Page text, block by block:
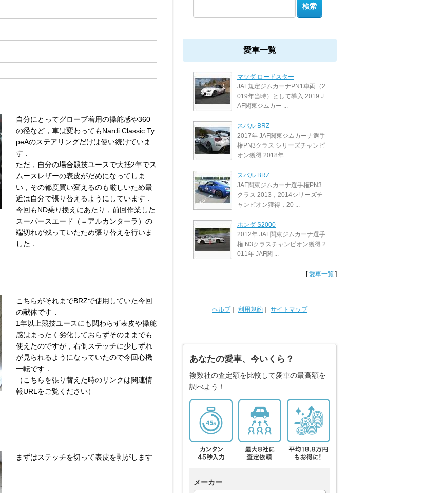
自分にとってグローブ着用の操舵感や360
の径など，車は変わってもNardi Classic Ty
peAのステアリングだけは使い続けていま
す．
ただ，自分の場合競技ユースで大抵2年でス
ムースレザーの表皮がだめになってしま
い，その都度買い変えるのも厳しいため最
近は自分で張り替えるようにしています．
今回もND乗り換えにあたり，前回作業した
スーパースエード（＝アルカンターラ）の
端切れが残っていたため張り替えを行いま
した．
こちらがそれまでBRZで使用していた今回
の献体です．
1年以上競技ユースにも関わらず表皮や操舵
感はまったく劣化しておらずそのままでも
使えたのですが，右側ステッチに少しずれ
が見られるようになっていたので今回心機
一転です．
（こちらを張り替えた時のリンクは関連情
報URLをご覧ください）
まずはステッチを切って表皮を剥がします
愛車一覧
マツダ ロードスター
JAF規定ジムカーナPN1車両（2
019年当時）として導入 2019 J
AF関東ジムカー ...
スバル BRZ
2017年 JAF関東ジムカーナ選手
権PN3クラス シリーズチャンピ
オン獲得 2018年 ...
スバル BRZ
JAF関東ジムカーナ選手権PN3
クラス 2013，2014シリーズチ
ャンピオン獲得，20 ...
ホンダ S2000
2012年 JAF関東ジムカーナ選手
権 N3クラスチャンピオン獲得 2
011年 JAF関 ...
[愛車一覧 ]
ヘルプ｜ 利用規約 サイトマップ
あなたの愛車、今いくら？
複数社の査定額を比較して愛車の最高額を
調べよう！
メーカー